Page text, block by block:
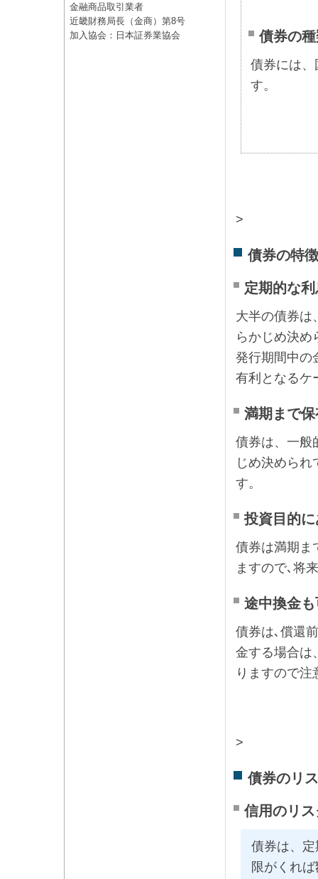
債券の
債券には
す。
>
債券の特
定期的な
大半の債券は
らかじめ決め
発行期間中の
有利となるケ
満期まで
債券は、一般
じめ決めら
す。
投資目的
債券は満期ま
ますので､将
途中換金
債券は､償還
金する場合は
りますので注
>
債券のリ
信用のリス
債券は、
限がくれ
金融商品取引業者
近畿財務局長（金商）第8号
加入協会：日本証券業協会